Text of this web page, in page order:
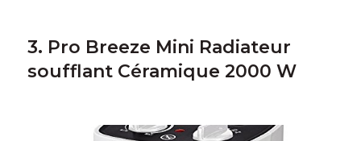
3. Pro Breeze Mini Radiateur
soufflant Céramique 2000 W